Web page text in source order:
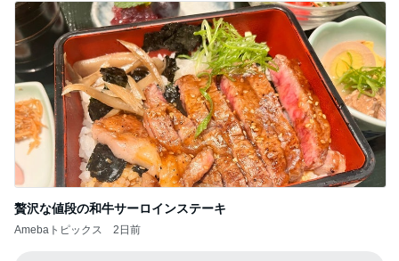
贅沢な値段の和牛サーロインステーキ
Amebaトピックス 2日前